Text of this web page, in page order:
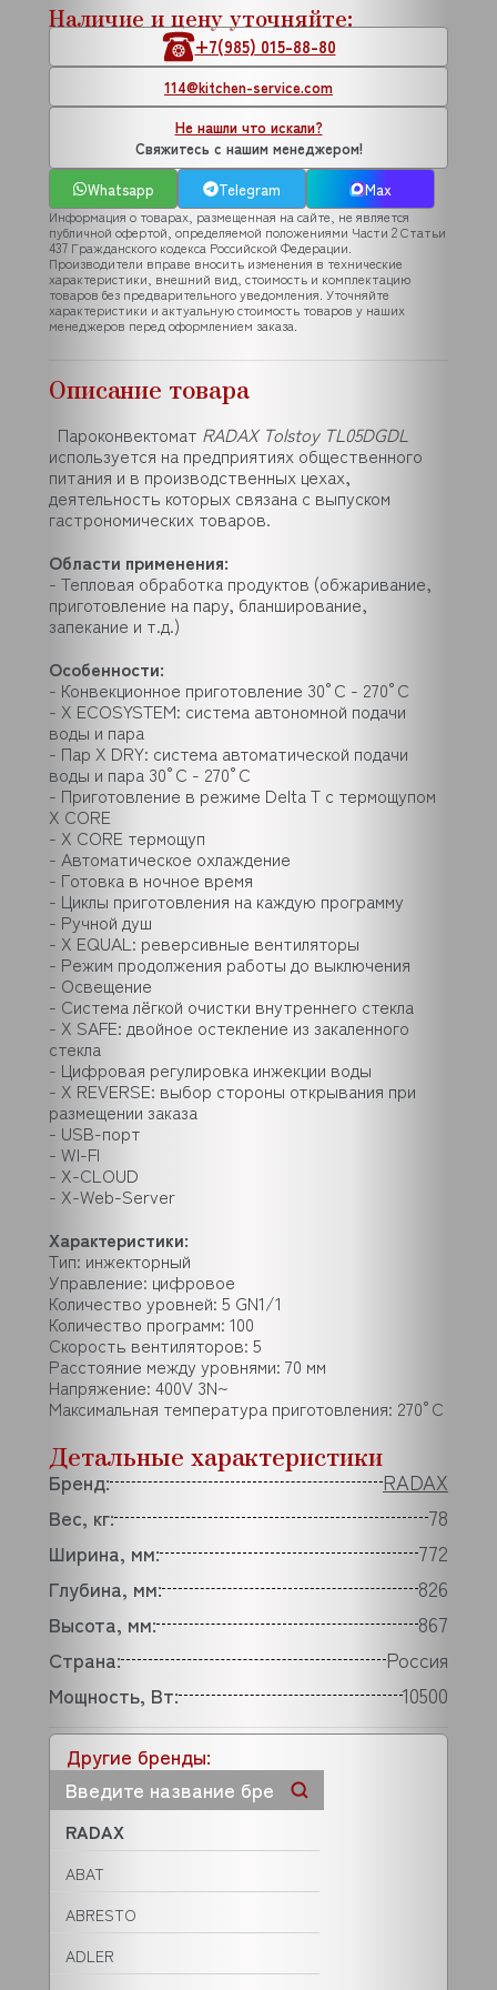
Другие бренды:
RADAX
ABAT
ABRESTO
ADLER
Наличие и цену уточняйте:
+7(985) 015-88-80
114@kitchen-service.com
Не нашли что искали?
Свяжитесь с нашим менеджером!
Whatsapp
Telegram Max
Информация о товарах, размещенная на сайте, не является
публичной офертой, определяемой положениями Части 2 Статьи
437 Гражданского кодекса Российской Федерации.
Производители вправе вносить изменения в технические
характеристики, внешний вид, стоимость и комплектацию
товаров без предварительного уведомления. Уточняйте
характеристики и актуальную стоимость товаров у наших
менеджеров перед оформлением заказа.
Описание товара
Пароконвектомат RADAX Tolstoy TL05DGDL
используется на предприятиях общественного
питания и в производственных цехах,
деятельность которых связана с выпуском
гастрономических товаров.
Области применения:
- Тепловая обработка продуктов (обжаривание,
приготовление на пару, бланширование,
запекание и т.д.)
Особенности:
- Конвекционное приготовление 30°С - 270°С
- X ECOSYSTEM: система автономной подачи
воды и пара
- Пар X DRY: система автоматической подачи
воды и пара 30°С - 270°С
- Приготовление в режиме Delta T с термощупом
X CORE
- X CORE термощуп
- Автоматическое охлаждение
- Готовка в ночное время
- Циклы приготовления на каждую программу
- Ручной душ
- X EQUAL: реверсивные вентиляторы
- Режим продолжения работы до выключения
- Освещение
- Система лёгкой очистки внутреннего стекла
- X SAFE: двойное остекление из закаленного
стекла
- Цифровая регулировка инжекции воды
- X REVERSE: выбор стороны открывания при
размещении заказа
- USB-порт
- WI-FI
- X-CLOUD
- X-Web-Server
Характеристики:
Тип: инжекторный
Управление: цифровое
Количество уровней: 5 GN1/1
Количество программ: 100
Скорость вентиляторов: 5
Расстояние между уровнями: 70 мм
Напряжение: 400V 3N~
Максимальная температура приготовления: 270°С
Детальные характеристики
Бренд:
RADAX
Вес, кг:
78
Ширина, мм:
772
Глубина, мм:
826
Высота, мм:
867
Страна:
Россия
Мощность, Вт:
10500